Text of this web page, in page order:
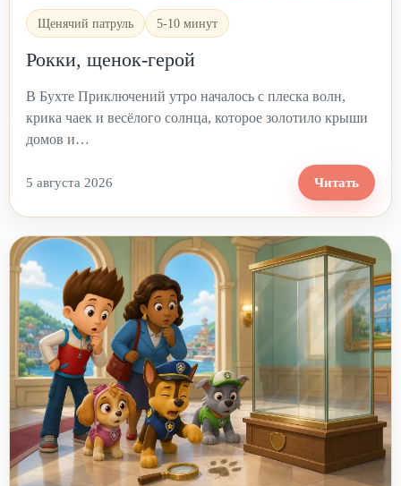
Щенячий патруль 5-10 минут
Рокки, щенок-герой
В Бухте Приключений утро началось с плеска волн,
крика чаек и весёлого солнца, которое золотило крыши
домов и…
5 августа 2026 Читать